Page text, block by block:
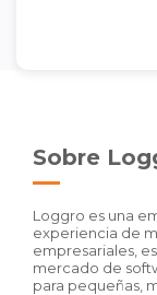
Sobre
Loggro es una
experiencia de
empresariales,
mercado de
para pequeñas,